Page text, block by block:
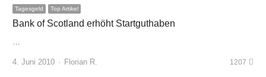
Tagesgeld Top Artikel
Bank of Scotland erhöht Startguthaben
4. Juni 2010 Author
Florian R. 1207